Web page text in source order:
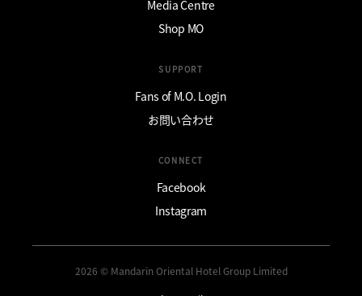
Media Centre
Shop MO
SUPPORT
Fans of M.O. Login
お問い合わせ
CONNECT
Facebook
Instagram
2026 © Mandarin Oriental Hotel Group Limited